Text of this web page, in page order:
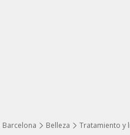
Barcelona Belleza Tratamiento y